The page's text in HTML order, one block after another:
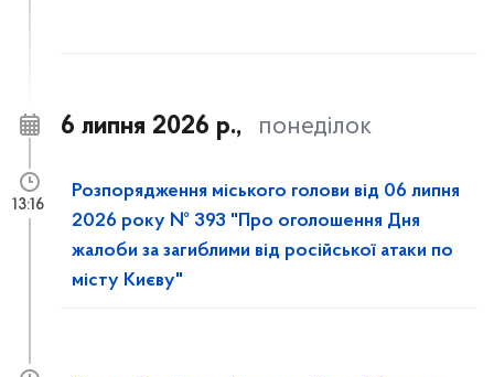
6 липня 2026 р., понеділок
Розпорядження міського голови від 06 липня
2026 року № 393 "Про оголошення Дня
жалоби за загиблими від російської атаки по
місту Києву"
13:16